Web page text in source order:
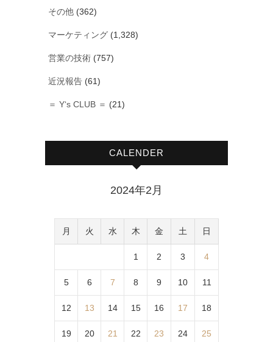
その他 (362)
マーケティング (1,328)
営業の技術 (757)
近況報告 (61)
＝ Y‘s CLUB ＝ (21)
CALENDER
2024年2月
月 火 水 木 金 土 日
1 2 3 4
5 6 7 8 9 10 11
12 13 14 15 16 17 18
19 20 21 22 23 24 25